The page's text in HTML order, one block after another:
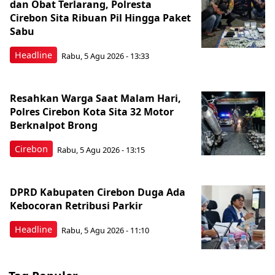
Headline
dan Obat Terlarang, Polresta
Cirebon Sita Ribuan Pil Hingga Paket
Sabu
Rabu, 5 Agu 2026 - 13:33
Cirebon
Resahkan Warga Saat Malam Hari,
Polres Cirebon Kota Sita 32 Motor
Berknalpot Brong
Rabu, 5 Agu 2026 - 13:15
Headline
DPRD Kabupaten Cirebon Duga Ada
Kebocoran Retribusi Parkir
Rabu, 5 Agu 2026 - 11:10